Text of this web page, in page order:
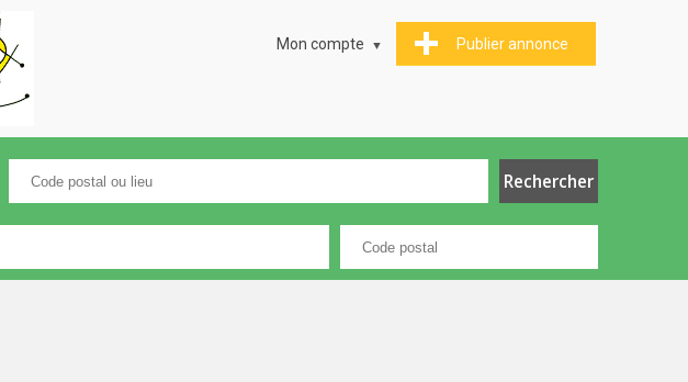
Publier annonce
Mon compte